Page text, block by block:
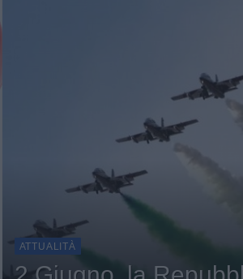
ATTUALITÀ